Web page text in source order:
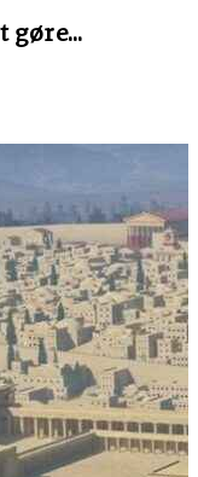
gøre…